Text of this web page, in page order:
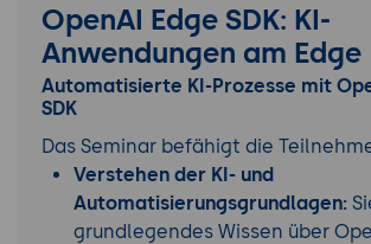
OpenAI Edge SDK: KI-
Anwendungen am Edge
Automatisierte KI-Prozesse mit
SDK
Das Seminar befähigt die
Verstehen der KI- und
Automatisierungsgrundlagen:
grundlegendes Wissen über